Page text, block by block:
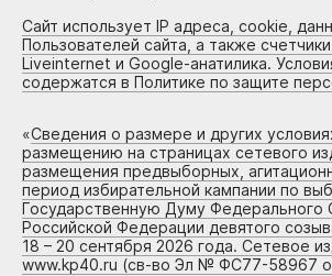
Сайт использует IP адреса, cookie,
Пользователей сайта, а также
Liveinternet и Google-анатилика.
содержатся в Политике по защите
«Сведения о размере и других
размещению на страницах сетевого
размещения предвыборных,
период избирательной кампании по
Государственную Думу Федерального
Российской Федерации девятого
18 – 20 сентября 2026 года. Сетевое
www.kp40.ru (св-во Эл № ФС77-58967